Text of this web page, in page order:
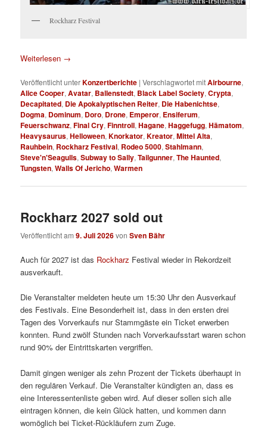
Rockharz Festival
Weiterlesen →
Veröffentlicht unterKonzertberichte |Verschlagwortet mitAirbourne,
Alice Cooper,Avatar, Ballenstedt, Black Label Society,Crypta,
Decapitated, Die Apokalyptischen Reiter, Die Habenichtse,
Dogma, Dominum, Doro, Drone, Emperor, Ensiferum,
Feuerschwanz,Final Cry,Finntroll,Hagane,Haggefugg,Hämatom,
Heavysaurus,Helloween,Knorkator,Kreator,Mittel Alta,
Rauhbein, Rockharz Festival, Rodeo 5000,Stahlmann,
Steve'n'Seagulls,Subway to Sally,Tailgunner,The Haunted,
Tungsten,Walls Of Jericho,Warmen
Rockharz 2027 sold out
Veröffentlicht am9. Juli 2026vonSven Bähr
Auch für 2027 ist das Rockharz Festival wieder in Rekordzeit
ausverkauft.
Die Veranstalter meldeten heute um 15:30 Uhr den Ausverkauf
des Festivals. Eine Besonderheit ist, dass in den ersten drei
Tagen des Vorverkaufs nur Stammgäste ein Ticket erwerben
konnten. Rund zwölf Stunden nach Vorverkaufsstart waren schon
rund 90% der Eintrittskarten vergriffen.
Damit gingen weniger als zehn Prozent der Tickets überhaupt in
den regulären Verkauf. Die Veranstalter kündigten an, dass es
eine Interessentenliste geben wird. Auf dieser sollen sich alle
eintragen können, die kein Glück hatten, und kommen dann
womöglich bei Ticket-Rückläufern zum Zuge.